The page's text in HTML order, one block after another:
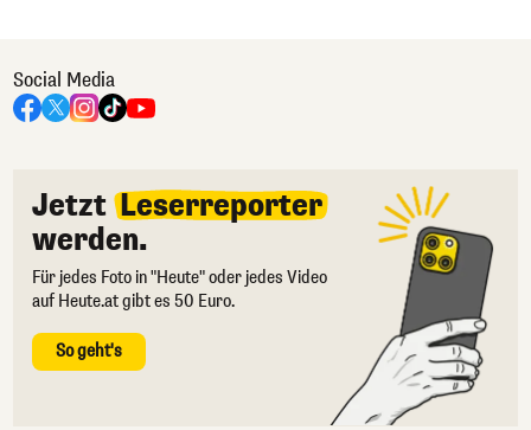
Social Media
Jetzt Leserreporter
werden.
Für jedes Foto in "Heute" oder jedes Video
auf Heute.at gibt es 50 Euro.
So geht's